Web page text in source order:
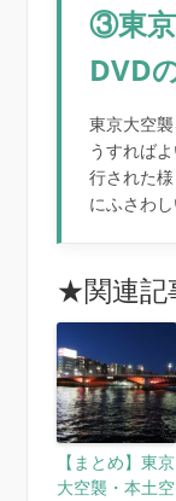
③東京
DVD
東京大空
うすれば
行された
にふさわ
★関連記
【まとめ】東京
大空襲・本土空